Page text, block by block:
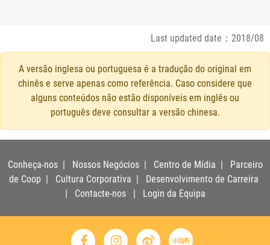
Last updated date：2018/08
A versão inglesa ou portuguesa é a tradução do original em
chinês e serve apenas como referência. Caso considere que
alguns conteúdos não estão disponíveis em inglês ou
português deve consultar a versão chinesa.
Conheça-nos| Nossos Negócios| Centro de Mídia | Parceiro
de Coop | Cultura Corporativa | Desenvolvimento de Carreira
| Contacte-nos| Login da Equipa